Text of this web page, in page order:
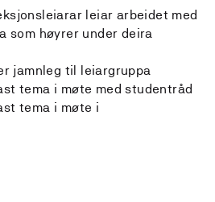
leiar arbeidet med
som høyrer under deira
jamnleg til leiargruppa
tema i møte med studentråd
tema i møte i